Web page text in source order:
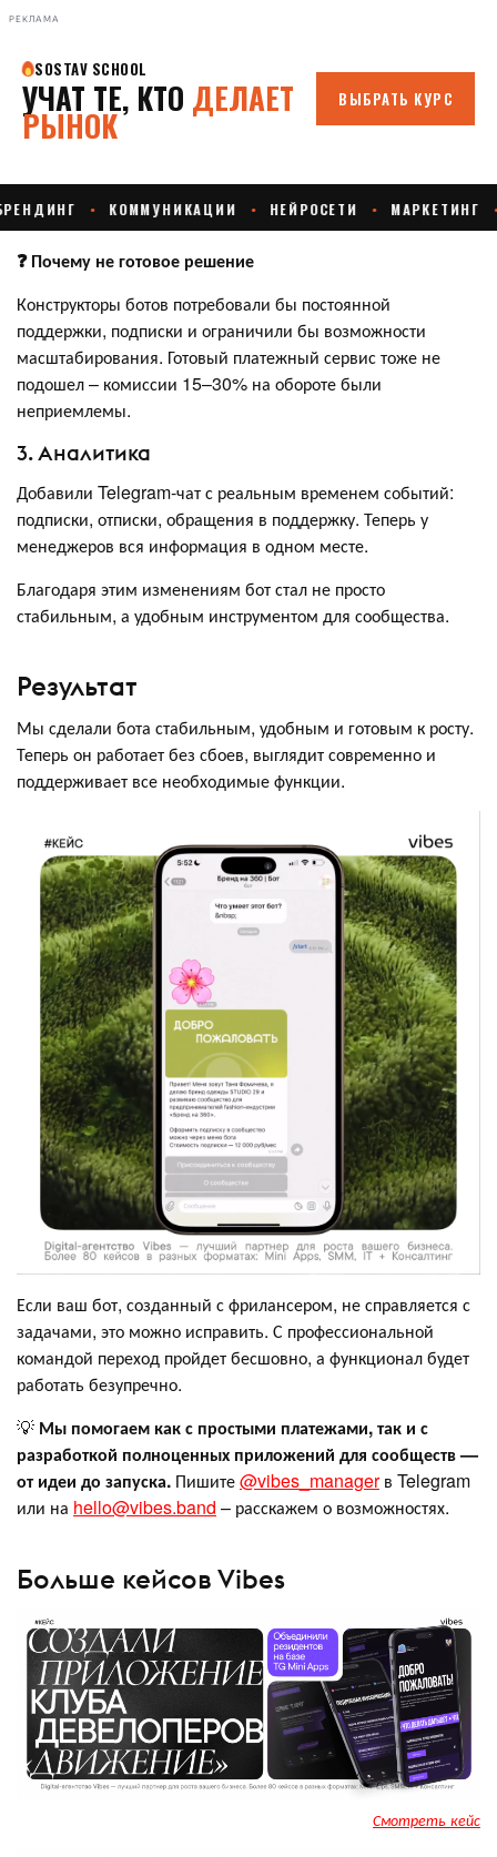
РЕКЛАМА
❓ Почему не готовое решение
Конструкторы ботов потребовали бы постоянной
поддержки, подписки и ограничили бы возможности
масштабирования. Готовый платежный сервис тоже не
подошел – комиссии 15–30% на обороте были
неприемлемы.
3. Аналитика
Добавили Telegram-чат с реальным временем событий:
подписки, отписки, обращения в поддержку. Теперь у
менеджеров вся информация в одном месте.
Благодаря этим изменениям бот стал не просто
стабильным, а удобным инструментом для сообщества.
Результат
Мы сделали бота стабильным, удобным и готовым к росту.
Теперь он работает без сбоев, выглядит современно и
поддерживает все необходимые функции.
Если ваш бот, созданный с фрилансером, не справляется с
задачами, это можно исправить. С профессиональной
командой переход пройдет бесшовно, а функционал будет
работать безупречно.
💡 Мы помогаем как с простыми платежами, так и с
разработкой полноценных приложений для сообществ —
от идеи до запуска. Пишите@vibes_managerв Telegram
или на hello@vibes.band – расскажем о возможностях.
Больше кейсов Vibes
Смотреть кейс